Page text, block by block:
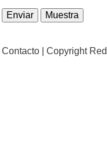
Contacto | Copyright